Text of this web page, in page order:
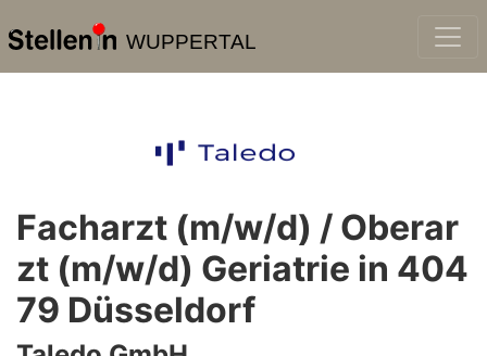
WUPPERTAL
Facharzt (m/w/d) / Oberar
zt (m/w/d) Geriatrie in 404
79 Düsseldorf